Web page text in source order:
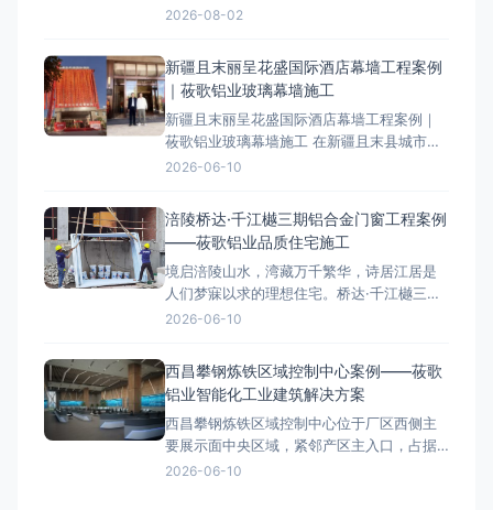
计选型、材料工艺和施工质量直接决定了建
从设计选型到竣工验收的全流程技术要点，
为同类工程提供参考。 一、项目概述与工程
背景 该项目位于城市核
2026-08-02
新疆且末丽呈花盛国际酒店幕墙工程案例
｜莜歌铝业玻璃幕墙施工
新疆且末丽呈花盛国际酒店幕墙工程案例｜
莜歌铝业玻璃幕墙施工 在新疆且末县城市升
级进程中，一座崭新的地标建筑——丽呈花
工程。本文将从项目设计理念、施工难点到
成果展示，深度解析这一城市新地标的诞生
过程，为类似项目提供参考。如需
2026-06-10
涪陵桥达·千江樾三期铝合金门窗工程案例
——莜歌铝业品质住宅施工
境启涪陵山水，湾藏万千繁华，诗居江居是
人们梦寐以求的理想住宅。桥达·千江樾三期
墅境美宅坐落于江南组团核芯区，地处涪陵
工程，用专业技术和优质施工服务，焕新城
市居住空间，助力桥达集团打造涪陵改善型
住宅标杆。 莜
2026-06-10
西昌攀钢炼铁区域控制中心案例——莜歌
铝业智能化工业建筑解决方案
西昌攀钢炼铁区域控制中心位于厂区西侧主
要展示面中央区域，紧邻产区主入口，占据
厂区最重要的核心位置，堪称厂区“门面”。莜
2026-06-10